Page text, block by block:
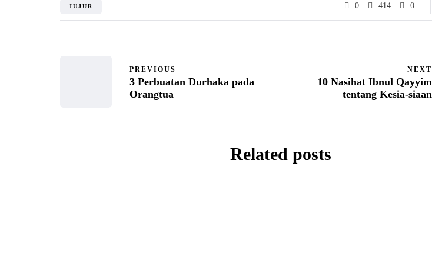
JUJUR 0 414 0
PREVIOUS
3 Perbuatan Durhaka pada
Orangtua
NEXT
10 Nasihat Ibnul Qayyim
tentang Kesia-siaan
Related posts